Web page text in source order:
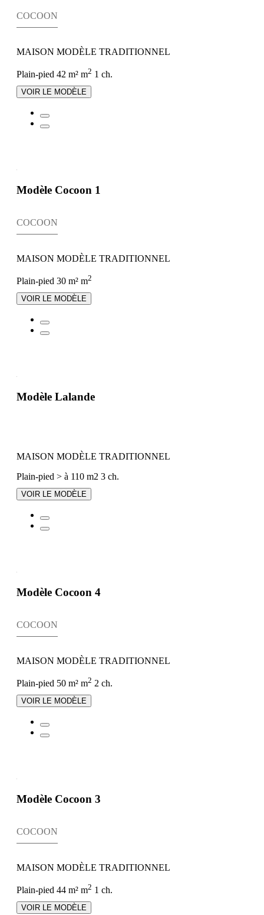
COCOON
MAISON MODÈLE TRADITIONNEL
Plain-pied 42 m² m2 1 ch.
VOIR LE MODÈLE
Modèle Cocoon 1
COCOON
MAISON MODÈLE TRADITIONNEL
Plain-pied 30 m² m2
VOIR LE MODÈLE
Modèle Lalande
MAISON MODÈLE TRADITIONNEL
Plain-pied > à 110 m2 3 ch.
VOIR LE MODÈLE
Modèle Cocoon 4
COCOON
MAISON MODÈLE TRADITIONNEL
Plain-pied 50 m² m2 2 ch.
VOIR LE MODÈLE
Modèle Cocoon 3
COCOON
MAISON MODÈLE TRADITIONNEL
Plain-pied 44 m² m2 1 ch.
VOIR LE MODÈLE